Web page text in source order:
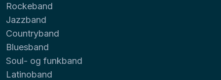
Rockeband
Jazzband
Countryband
Bluesband
Soul- og funkband
Latinoband